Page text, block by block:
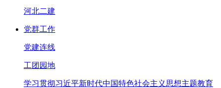
河北二建
党群工作
党建连线
工团园地
学习贯彻习近平新时代中国特色社会主义思想主题教育